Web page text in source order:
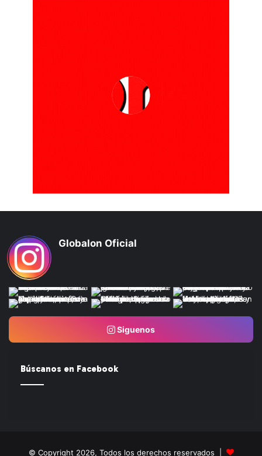
Globalon Oficial
Siguenos
Búscanos en Facebook
© Copyright 2026, Todos los derechos reservados |